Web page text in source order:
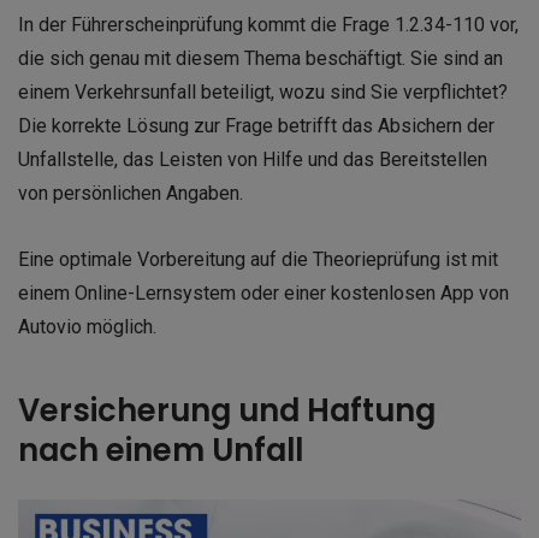
In der Führerscheinprüfung kommt die Frage 1.2.34-110 vor,
die sich genau mit diesem Thema beschäftigt. Sie sind an
einem Verkehrsunfall beteiligt, wozu sind Sie verpflichtet?
Die korrekte Lösung zur Frage betrifft das Absichern der
Unfallstelle, das Leisten von Hilfe und das Bereitstellen
von persönlichen Angaben.
Eine optimale Vorbereitung auf die Theorieprüfung ist mit
einem Online-Lernsystem oder einer kostenlosen App von
Autovio möglich.
Versicherung und Haftung
nach einem Unfall